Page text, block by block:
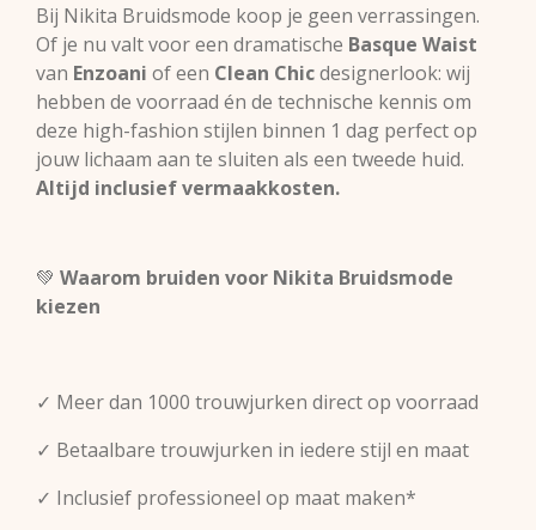
Bij Nikita Bruidsmode koop je geen verrassingen.
Of je nu valt voor een dramatische Basque Waist
van Enzoani of een Clean Chicdesignerlook: wij
hebben de voorraad én de technische kennis om
deze high-fashion stijlen binnen 1 dag perfect op
jouw lichaam aan te sluiten als een tweede huid.
Altijd inclusief vermaakkosten.
💚 Waarom bruiden voor Nikita Bruidsmode
kiezen
✓ Meer dan 1000 trouwjurken direct op voorraad
✓ Betaalbare trouwjurken in iedere stijl en maat
✓ Inclusief professioneel op maat maken*